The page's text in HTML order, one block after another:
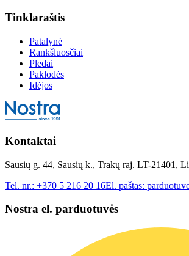
Tinklaraštis
Patalynė
Rankšluosčiai
Pledai
Paklodės
Idėjos
Kontaktai
Sausių g. 44, Sausių k., Trakų raj. LT-21401,
Tel. nr.: +370 5 216 20 16El. paštas:
Nostra el. parduotuvės